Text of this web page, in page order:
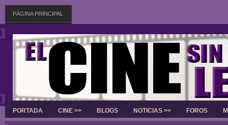
PÁGINA PRINCIPAL
PORTADA CINE >> BLOGS NOTICIAS >> FOROS